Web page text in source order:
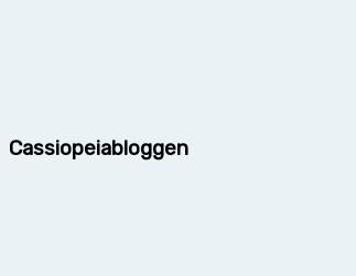
Cassiopeiabloggen